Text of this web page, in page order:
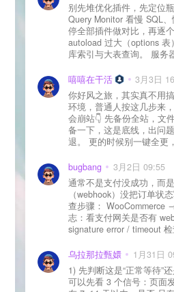
别先堆优化插件，先定位瓶颈
Query Monitor 看慢 SQL、慢
停全部插件做对比，再逐个开
autoload 过大（options 表）。 检查
库索引与大表查询。 服务器 TTFB 高就
嘻嘻在干活
3月3日
你好风之旅，其实真不用
环境，普通人按这几步来
会崩站👇 先备份全站，文件 + 数据库都
备一下，这是底线，出问
退。 更的时候别一键全更
立刻清缓存，去前台检查首
页、按钮、表单这些关键位
装个支持版本回滚的插件
一秒切回旧版。 总结来说：先备份、分
批更、更完查、留退路，稳
能帮到你
bugbang 3月2日 09:55
通常不是支付没成功，而
（webhook）没把订单状态
查步骤： WooCommerce → 状态 → 日
志：看支付网关是否有
signature error / timeout 检查站点是否被
全插件） 检查是否启用了“缓存结账页/接
口路径”（结账页和回调接
看服务器错误日志是否有
导致回调执行中断 解决方案： 放行 wp-
乌拉那拉甄嬛 1月31日
1) 先判断这是“正常等待”
可以先看 3 个信号：页面